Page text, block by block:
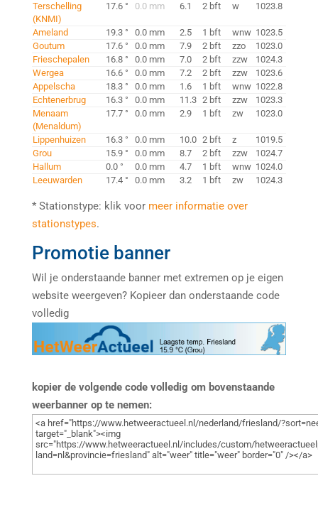
Terschelling
(KNMI)
17.6 ° 0.0 mm 6.1 2 bft w 1023.8
Ameland 19.3 ° 0.0 mm 2.5 1 bft wnw 1023.5
Goutum
17.6 ° 0.0 mm 7.9 2 bft zzo
1023.0
Frieschepalen
16.8 ° 0.0 mm 7.0 2 bft zzw
1024.3
Wergea
16.6 ° 0.0 mm 7.2 2 bft zzw
1023.6
Appelscha
18.3 ° 0.0 mm 1.6 1 bft wnw 1022.8
Echtenerbrug
16.3 ° 0.0 mm 11.3 2 bft zzw
1023.3
Menaam
(Menaldum)
17.7 ° 0.0 mm 2.9 1 bft zw 1023.0
Lippenhuizen 16.3 ° 0.0 mm 10.0 2 bft z
1019.5
Grou
15.9 ° 0.0 mm 8.7 2 bft zzw
1024.7
Hallum
0.0 ° 0.0 mm 4.7 1 bft wnw 1024.0
Leeuwarden
17.4 ° 0.0 mm 3.2 1 bft zw 1024.3
* Stationstype: klik voor meer informatie over
stationstypes.
Promotie banner
Wil je onderstaande banner met extremen op je eigen
website weergeven? Kopieer dan onderstaande code
volledig
kopier de volgende code volledig om bovenstaande
weerbanner op te nemen: